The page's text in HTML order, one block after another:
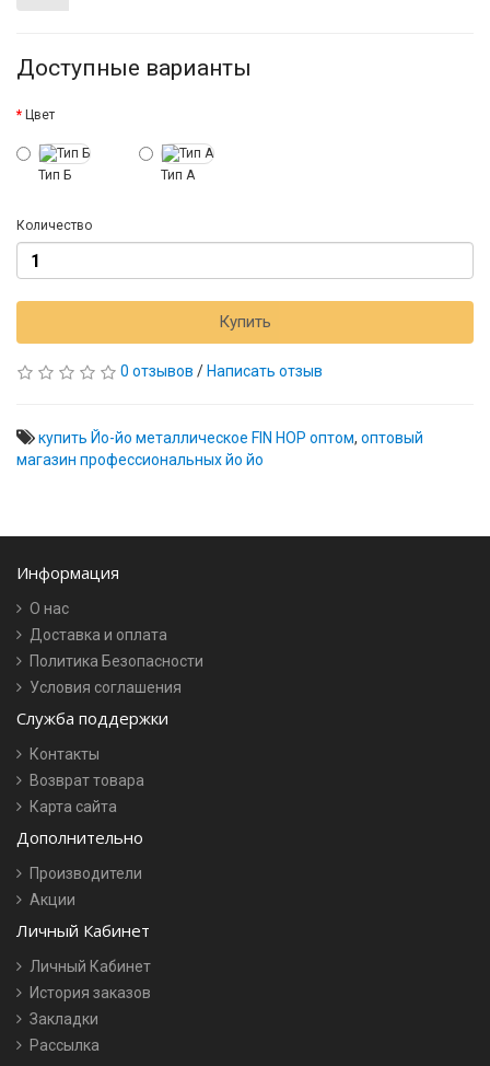
Доступные варианты
Цвет
Тип Б Тип А
Количество
Купить
0 отзывов / Написать отзыв
купить Йо-йо металлическое FIN HOP оптом, оптовый
магазин профессиональных йо йо
Информация
О нас
Доставка и оплата
Политика Безопасности
Условия соглашения
Служба поддержки
Контакты
Возврат товара
Карта сайта
Дополнительно
Производители
Акции
Личный Кабинет
Личный Кабинет
История заказов
Закладки
Рассылка